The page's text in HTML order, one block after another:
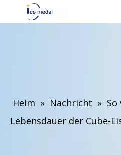
Heim » Nachricht »
Lebensdauer der Cube-